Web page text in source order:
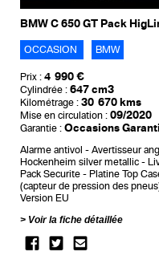
BMW C 650 GT Pack
OCCASION BMW
Prix : 4 990 €
Cylindrée : 647 cm3
Kilométrage : 30 670 kms
Mise en circulation : 09/2020
Garantie : Occasions
Alarme antivol Avertisseur
Hockenheim silver metallic
Pack Securite
Platine Top
(capteur de pression des
Version EU
Voir la fiche détaillée